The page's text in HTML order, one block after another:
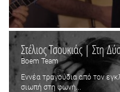
Στέλιος Τσουκιάς | Στη
Boem Team
Εννέα τραγούδια από τον
σιωπή στη φωνή...